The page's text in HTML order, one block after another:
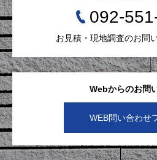
Webからのお問
WEB問い合わせ
092-
お見積・現地調査のお問